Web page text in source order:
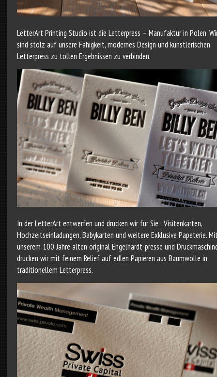
LetterArt Printing Studio ist die Letterpress – Manufaktur in Polen.
sind stolz auf unsere Fähigkeit, modernes Design und künstlerischen
Letterpress zu tollen Ergebnissen zu verbinden.
In der LetterArt entwerfen und drucken wir für Sie : Visitenkarten,
Hochzeitseinladungen, Babykarten und weitere Exklusive Papeterie.
unserem 100 Jahre alten original Engelhardt-presse und
drucken wir mit feinem Relief auf edlen Papieren aus Baumwolle in
traditionellem Letterpress.